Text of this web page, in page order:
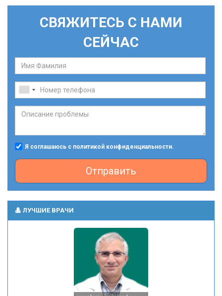
СВЯЖИТЕСЬ С НАМИ
СЕЙЧАС
Я соглашаюсь с политикой конфиденциальности.
Отправить
ЛУЧШИЕ ВРАЧИ